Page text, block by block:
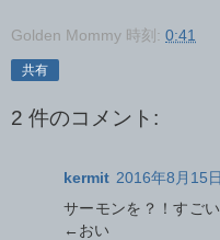
Golden Mommy 時刻: 0:41
共有
2 件のコメント:
kermit 2016年8月15
サーモンを？！すご
←おい